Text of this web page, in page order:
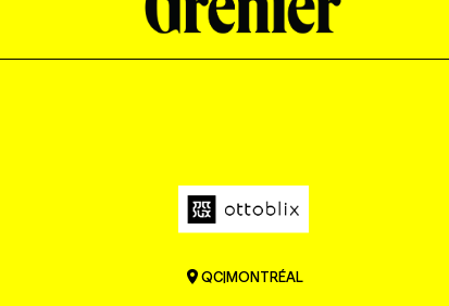
QC|MONTRÉAL